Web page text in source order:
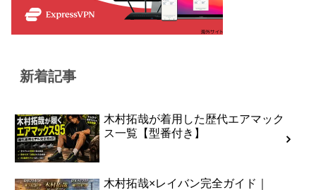
新着記事
木村拓哉が着用した歴代エアマック
ス一覧【型番付き】
木村拓哉×レイバン完全ガイド｜